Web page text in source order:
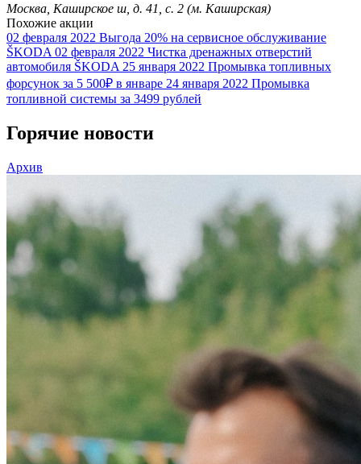
Москва, Каширское ш, д. 41, с. 2 (м. Каширская)
Похожие акции
02 февраля 2022 Выгода 20% на сервисное обслуживание
ŠKODA 02 февраля 2022 Чистка дренажных отверстий
автомобиля ŠKODA 25 января 2022 Промывка топливных
форсунок за 5 500₽ в январе 24 января 2022 Промывка
топливной системы за 3499 рублей
Горячие новости
Архив